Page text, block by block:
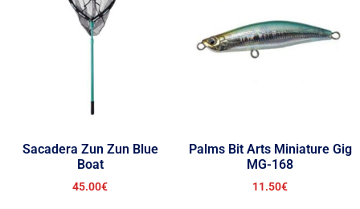
Sacadera Zun Zun Blue
Boat
45.00€
Palms Bit Arts Miniature Gig
MG-168
11.50€